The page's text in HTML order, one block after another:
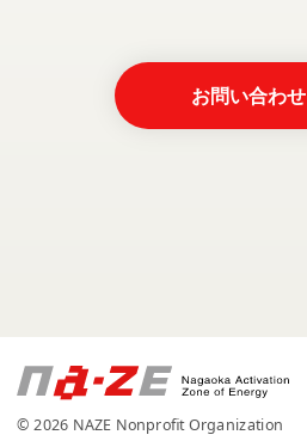
お問い合わせ
© 2026 NAZE Nonprofit Organization